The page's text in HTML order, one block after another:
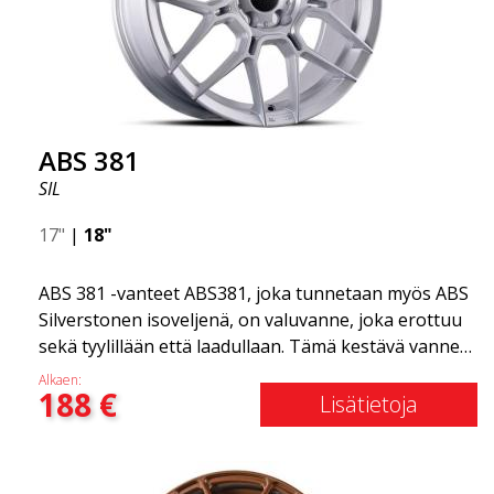
autosta tyylikkäämmän. ABS355-vanteet jakaa
yksinoikeudella ABS Wheels.
ABS 381
SIL
17" | 18"
ABS 381 -vanteet ABS381, joka tunnetaan myös ABS
Silverstonen isoveljenä, on valuvanne, joka erottuu
sekä tyylillään että laadullaan. Tämä kestävä vanne
on ihanteellinen autonomistajille, jotka arvostavat
kestävyyttä ja klassista muotoilua.
Korkealaatuisesta valualumiinista valmistettu
voimakkuuden ja kevyen suorituskyvyn välillä. Sen
Alkaen:
188€ Lisätietoja